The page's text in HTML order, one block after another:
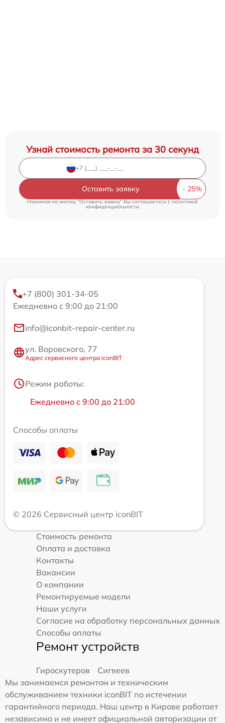
Узнай стоимость ремонта за 30 секунд
Оставить заявку
Нажимая на кнопку "Оставить заявку" Вы соглашаетесь cполитикой
конфиденциальности
+7 (800) 301-34-05
Ежедневно с 9:00 до 21:00
info@iconbit-repair-center.ru
ул. Воровского, 77
Адрес сервисного центра iconBIT
Режим работы:
Ежедневно с 9:00 до 21:00
Способы оплаты
© 2026 Сервисный центр iconBIT
Стоимость ремонта
Оплата и доставка
Контакты
Вакансии
О компании
Ремонтируемые модели
Наши услуги
Согласие на обработку персональных данных
Способы оплаты
Ремонт устройств
Гироскутеров
Сигвеев
Мы занимаемся ремонтом и техническим
обслуживанием техники iconBIT по истечении
гарантийного периода. Наш центр в Кирове работает
независимо и не имеет официальной авторизации от